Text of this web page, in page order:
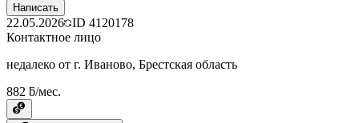
Написать
22.05.2026 ID 4120178
Контактное лицо
недалеко от г. Иваново, Брестская область
882 ƃ/мес.